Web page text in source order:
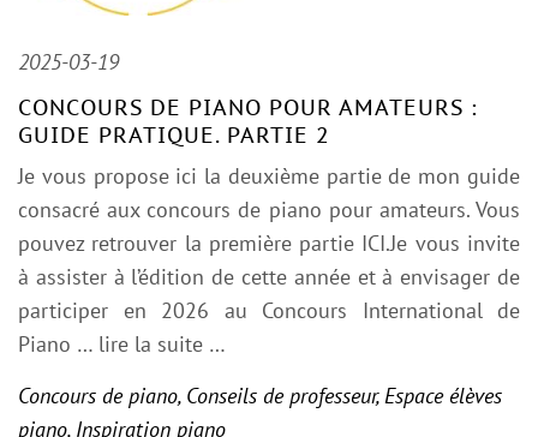
2025-03-19
CONCOURS DE PIANO POUR AMATEURS :
GUIDE PRATIQUE. PARTIE 2
Je vous propose ici la deuxième partie de mon guide
consacré aux concours de piano pour amateurs. Vous
pouvez retrouver la première partie ICI.Je vous invite
à assister à l’édition de cette année et à envisager de
participer en 2026 au Concours International de
Piano … lire la suite …
Concours de piano, Conseils de professeur,Espace élèves
piano, Inspiration piano